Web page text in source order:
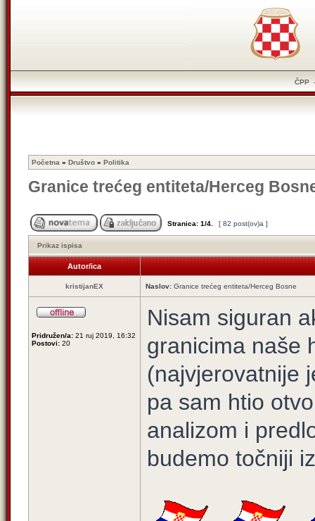
ČPP
Početna » Društvo » Politika
Granice trećeg entiteta/Herceg
Stranica: 1/4 [ 82 post(ov)a ]
Prikaz ispisa
Autor/ica
kristijanEX Naslov: Granice trećeg entiteta/Herceg Bosne
Pridružen/a: 21 ruj 2019, 16:32
Postovi: 20
Nisam siguran
granicima naše
(najvjerovatnije
pa sam htio
analizom i
budemo točniji